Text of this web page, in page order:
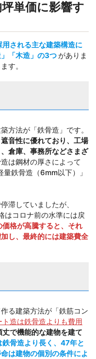
単価に影響す
される主な建築構造に
「木造」の3つ がありま
す。
方法が「鉄骨造」です。
音性に優れており、工場
倉庫、事務所などさまざ
は鋼材の厚さによって
鉄骨造（6mm以下）」
滞していましたが、
はコロナ前の水準には戻
価格が高騰すると、それ
し、最終的には建築費全
る建築方法が「鉄筋コン
造は鉄骨造よりも費用
丈で機能的な建物を建て
骨造より長く、47年と
は建物の個別の条件によ